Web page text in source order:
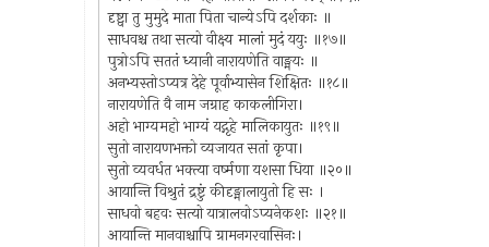
दृष्ट्वा तु मुमुदे माता पिता चान्येऽपि दर्शकाः ॥
साधवश्च तथा सत्यो वीक्ष्य मालां मुदं ययुः ॥१७॥
पुत्रोऽपि सततं ध्यानी नारायणेति वाङ्मयः ॥
अनभ्यस्तोऽप्यत्र देहे पूर्वाभ्यासेन शिक्षितः ॥१८॥
नारायणेति वै नाम जग्राह काकलीगिरा।
अहो भाग्यमहो भाग्यं यद्गृहे मालिकायुतः ॥१९॥
सुतो नारायणभक्तो व्यजायत सतां कृपा।
सुतो व्यवर्धत भक्त्या वर्ष्मणा यशसा धिया ॥२०॥
आयान्ति विश्रुतं द्रष्टुं कीदृङ्मालायुतो हि सः ।
साधवो बहवः सत्यो यात्रालवोऽप्यनेकशः ॥२१॥
आयान्ति मानवाश्चापि ग्रामनगरवासिनः।